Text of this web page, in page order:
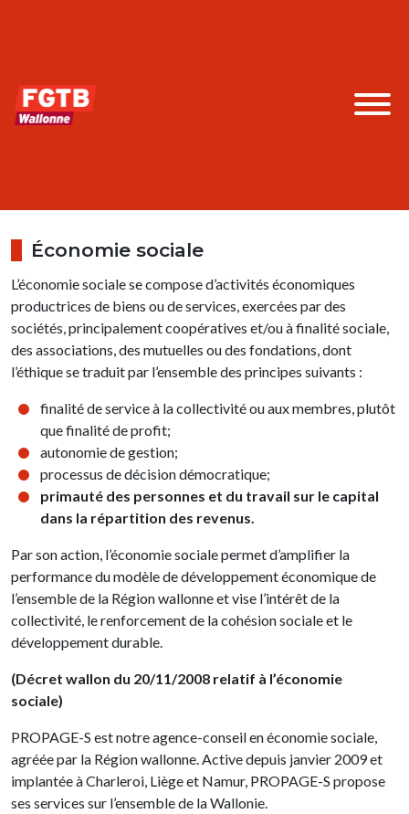
Économie sociale
L’économie sociale se compose d’activités économiques
productrices de biens ou de services, exercées par des
sociétés, principalement coopératives et/ou à finalité sociale,
des associations, des mutuelles ou des fondations, dont
l’éthique se traduit par l’ensemble des principes suivants :
finalité de service à la collectivité ou aux membres, plutôt
que finalité de profit;
autonomie de gestion;
processus de décision démocratique;
primauté des personnes et du travail sur le capital
dans la répartition des revenus.
Par son action, l’économie sociale permet d’amplifier la
performance du modèle de développement économique de
l’ensemble de la Région wallonne et vise l’intérêt de la
collectivité, le renforcement de la cohésion sociale et le
développement durable.
(Décret wallon du 20/11/2008 relatif à l’économie
sociale)
PROPAGE-S est notre agence-conseil en économie sociale,
agréée par la Région wallonne. Active depuis janvier 2009 et
implantée à Charleroi, Liège et Namur, PROPAGE-S propose
ses services sur l’ensemble de la Wallonie.